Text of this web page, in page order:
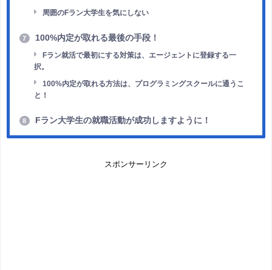
周囲のFラン大学生を気にしない
7 100%内定が取れる最後の手段！
Fラン就活で最初にする対策は、エージェントに登録する一
択。
100%内定が取れる方法は、プログラミングスクールに通うこ
と！
8 Fラン大学生の就職活動が成功しますように！
スポンサーリンク